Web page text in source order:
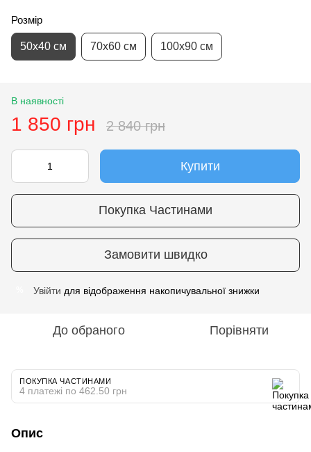
Розмір
50х40 см 70х60 см 100х90 см
В наявності
1 850 грн 2 840 грн
Купити
Покупка Частинами
Замовити швидко
Увійти для відображення накопичувальної знижки
До обраного Порівняти
ПОКУПКА ЧАСТИНАМИ
4 платежі по 462.50 грн
Опис